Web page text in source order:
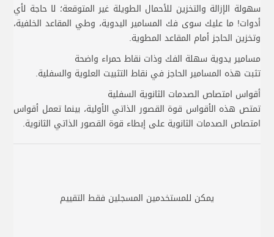
سهولة الإزالة والتخزين للأحمال الطويلة غير المتوقعة؛ لا حاجة لأي
أدوات! ما عليك سوى فك المسامير اليدوية، وطي المقاعد الخلفية،
وتخزين الحاجز أمام المقاعد المطوية.
مسامير يدوية سهلة الفك وذات نقاط حمراء واضحة
تثبت هذه المسامير الحاجز في نقاط التثبيت العلوية والسفلية.
أقواس امتصاص الصدمات الثانوية السفلية
تمتص هذه الأقواس قوة القصور الذاتي الأولية، بينما تعمل أقواس
امتصاص الصدمات الثانوية على إبطاء قوة القصور الذاتي الثانوية.
يمكن للمستخدمين المسجلين فقط التقييم